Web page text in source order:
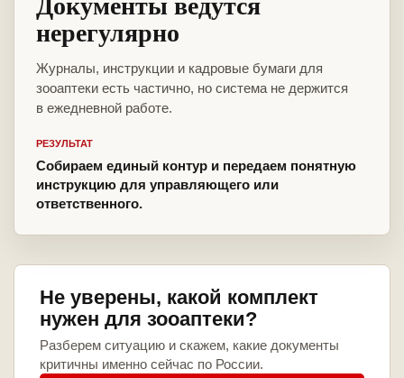
нерегулярно
Журналы, инструкции и кадровые бумаги для
зооаптеки есть частично, но система не держится
в ежедневной работе.
РЕЗУЛЬТАТ
Собираем единый контур и передаем понятную
инструкцию для управляющего или
ответственного.
Не уверены, какой комплект
нужен для зооаптеки?
Разберем ситуацию и скажем, какие документы
критичны именно сейчас по России.